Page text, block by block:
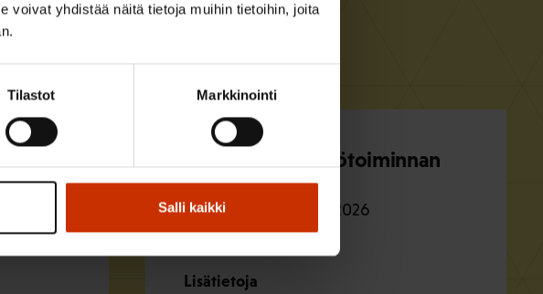
voivat yhdistää näitä tietoja muihin tietoihin, joita
Tilastot Markkinointi
Salli kaikki
JHL
Assistentti järjestötoiminnan
yksikköön
Hae viimeistään
16.8.2026
Teollisuusliitto
Lisätietoja